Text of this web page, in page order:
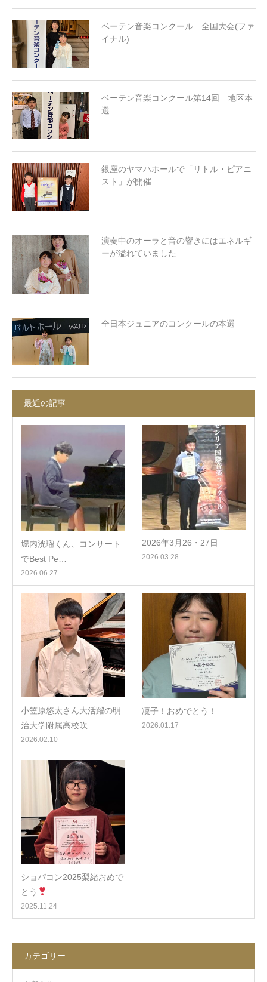
ベーテン音楽コンクール 全国大会(ファ
イナル)
ベーテン音楽コンクール第14回 地区本
選
銀座のヤマハホールで「リトル・ピアニ
スト」が開催
演奏中のオーラと音の響きにはエネルギ
ーが溢れていました
全日本ジュニアのコンクールの本選
最近の記事
堀内洸瑠くん、コンサート
でBest Pe…
2026.06.27
2026年3月26・27日
2026.03.28
小笠原悠太さん大活躍の明
治大学附属高校吹…
2026.02.10
凜子！おめでとう！
2026.01.17
ショパコン2025梨緒おめで
とう
2025.11.24
カテゴリー